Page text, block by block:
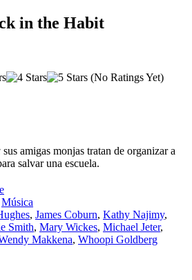
in the Habit
(No Ratings Yet)
amigas monjas tratan de organizar a
salvar una escuela.
Música
, James Coburn, Kathy Najimy,
Smith, Mary Wickes, Michael Jeter,
Makkena, Whoopi Goldberg